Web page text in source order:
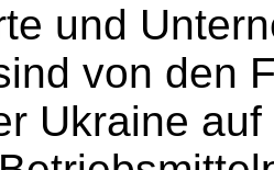
und
von den
Ukraine